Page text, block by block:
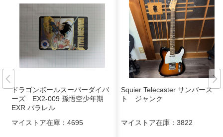
ドラゴンボールスーパーダイバ
ーズ EX2-009 孫悟空少年期
EXR パラレル
マイストア在庫： 4695
Squier Telecaster サンバース
ト ジャンク
マイストア在庫： 3822